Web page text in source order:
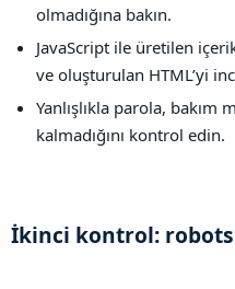
olmadığına bakın.
JavaScript ile üretilen
ve oluşturulan HTML’yi
Yanlışlıkla parola, bakım
kalmadığını kontrol edin.
İkinci kontrol: